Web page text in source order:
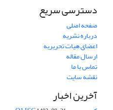
دسترسی سریع
صفحه اصلی
درباره نشریه
اعضای هیات تحریریه
ارسال مقاله
تماس با ما
نقشه سایت
آخرین اخبار